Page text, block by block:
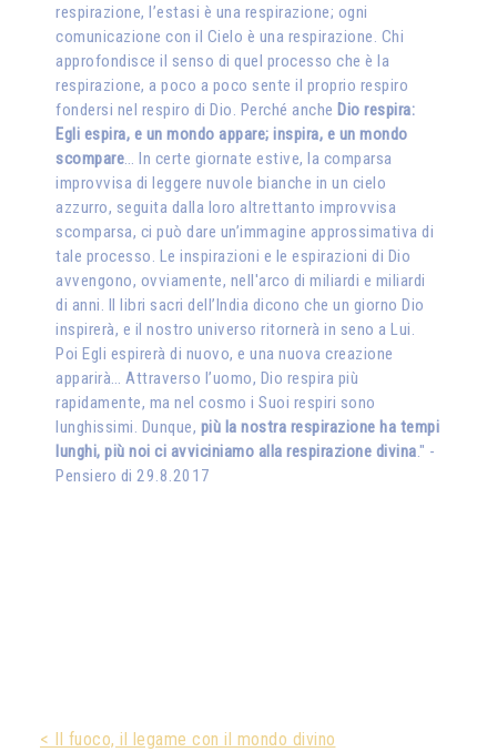
respirazione, l’estasi è una respirazione; ogni
comunicazione con il Cielo è una respirazione. Chi
approfondisce il senso di quel processo che è la
respirazione, a poco a poco sente il proprio respiro
fondersi nel respiro di Dio. Perché anche Dio respira:
Egli espira, e un mondo appare; inspira, e un mondo
scompare… In certe giornate estive, la comparsa
improvvisa di leggere nuvole bianche in un cielo
azzurro, seguita dalla loro altrettanto improvvisa
scomparsa, ci può dare un’immagine approssimativa di
tale processo. Le inspirazioni e le espirazioni di Dio
avvengono, ovviamente, nell'arco di miliardi e miliardi
di anni. Il libri sacri dell’India dicono che un giorno Dio
inspirerà, e il nostro universo ritornerà in seno a Lui.
Poi Egli espirerà di nuovo, e una nuova creazione
apparirà… Attraverso l’uomo, Dio respira più
rapidamente, ma nel cosmo i Suoi respiri sono
lunghissimi. Dunque, più la nostra respirazione ha tempi
lunghi, più noi ci avviciniamo alla respirazione divina." -
Pensiero di 29.8.2017
< Il fuoco, il legame con il mondo divino